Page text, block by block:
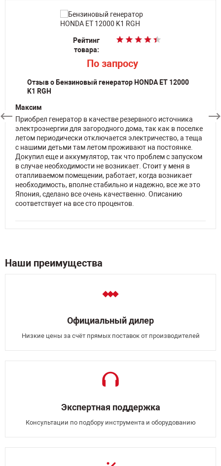
Рейтинг
товара:
По запросу
Отзыв о Бензиновый генератор HONDA ET 12000
K1 RGH
Максим
Приобрел генератор в качестве резервного источника
электроэнергии для загородного дома, так как в поселке
летом периодически отключается электричество, а теща
с нашими детьми там летом проживают на постоянке.
Докупил еще и аккумулятор, так что проблем с запуском
в случае необходимости не возникает. Стоит у меня в
отапливаемом помещении, работает, когда возникает
необходимость, вполне стабильно и надежно, все же это
Япония, сделано все очень качественно. Описанию
соответствует на все сто процентов.
Рейтинг
товара:
По запросу
Рейтинг
товара:
199 900p
Наши преимущества
Официальный дилер
Низкие цены за счёт прямых поставок от производителей
Экспертная поддержка
Консультации по подбору инструмента и оборудованию